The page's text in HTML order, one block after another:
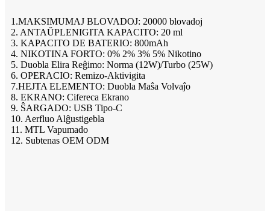
1.MAKSIMUMAJ BLOVADOJ: 20000 blovadoj
2. ANTAŬPLENIGITA KAPACITO: 20 ml
3. KAPACITO DE BATERIO: 800mAh
4. NIKOTINA FORTO: 0% 2% 3% 5% Nikotino
5. Duobla Elira Reĝimo: Norma (12W)/Turbo (25W)
6. OPERACIO: Remizo-Aktivigita
7.HEJTA ELEMENTO: Duobla Maŝa Volvaĵo
8. EKRANO: Cifereca Ekrano
9. ŜARGADO: USB Tipo-C
10. Aerfluo Alĝustigebla
11. MTL Vapumado
12. Subtenas OEM ODM